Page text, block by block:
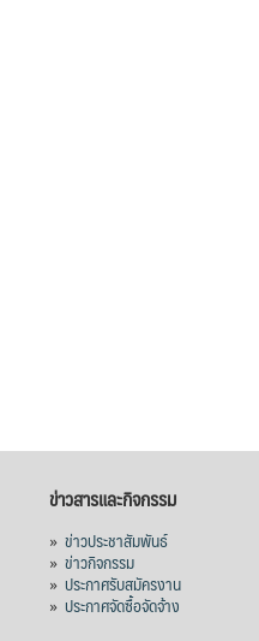
ข่าวสารและกิจกรรม
»ข่าวประชาสัมพันธ์
»ข่าวกิจกรรม
»ประกาศรับสมัครงาน
»ประกาศจัดซื้อจัดจ้าง